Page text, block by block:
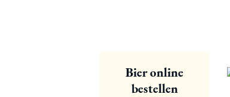
Bier online
bestellen